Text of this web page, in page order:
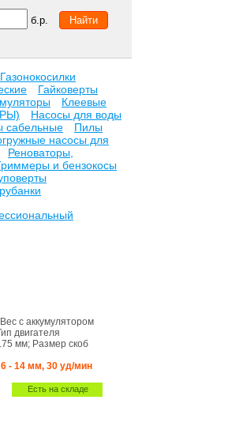
б.р.
Газонокосилки
Гайковерты
Клеевые
Насосы для воды
сабельные
Пилы
насосы для
Реноваторы,
и бензокосы
Вес с аккумулятором
двигателя
мм; Размер скоб
- 14 мм, 30 уд/мин
Есть на складе